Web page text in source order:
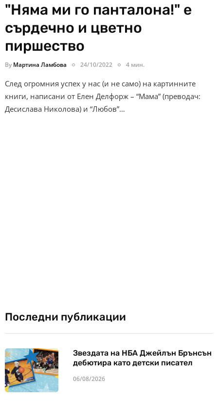
"Няма ми го панталона!" е
сърдечно и цветно
пиршество
By Мартина Ламбова 24/10/2022 4 мин.
След огромния успех у нас (и не само) на картинните
книги, написани от Елен Делфорж – “Мама” (преводач:
Десислава Николова) и “Любов”…
Последни публикации
Звездата на НБА Джейлън Брънсън
дебютира като детски писател
06/08/2026